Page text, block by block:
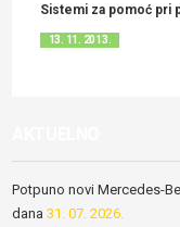
Sistemi za pomoć pri
13. 11. 2013.
Potpuno novi Mercedes-
dana 31. 07. 2026.